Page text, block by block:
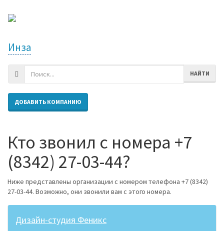
Инза
НАЙТИ
ДОБАВИТЬ КОМПАНИЮ
Кто звонил с номера +7
(8342) 27-03-44?
Ниже представлены организации с номером телефона +7 (8342)
27-03-44. Возможно, они звонили вам с этого номера.
Дизайн-студия Феникс